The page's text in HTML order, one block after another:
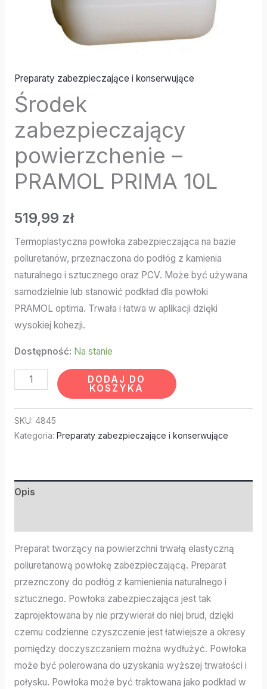
Preparaty zabezpieczające i konserwujące
Środek
zabezpieczający
powierzchenie –
PRAMOL PRIMA 10L
519,99 zł
Termoplastyczna powłoka zabezpieczająca na bazie
poliuretanów, przeznaczona do podłóg z kamienia
naturalnego i sztucznego oraz PCV. Może być używana
samodzielnie lub stanowić podkład dla powłoki
PRAMOL optima. Trwała i łatwa w aplikacji dzięki
wysokiej kohezji.
Dostępność: Na stanie
DODAJ DO
KOSZYKA
SKU: 4845
Kategoria: Preparaty zabezpieczające i konserwujące
Opis
Preparat tworzący na powierzchni trwałą elastyczną
poliuretanową powłokę zabezpieczającą. Preparat
przeznczony do podłóg z kamienienia naturalnego i
sztucznego. Powłoka zabezpieczająca jest tak
zaprojektowana by nie przywierał do niej brud, dzięki
czemu codzienne czyszczenie jest łatwiejsze a okresy
pomiędzy doczyszczaniem można wydłużyć. Powłoka
może być polerowana do uzyskania wyższej trwałości i
połysku. Powłoka może być traktowana jako podkład w